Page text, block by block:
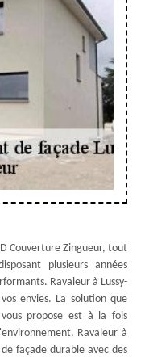
Couverture Zingueur, tout
plusieurs années
Ravaleur à Lussy-
envies. La solution que
propose est à la fois
Ravaleur à
façade durable avec des